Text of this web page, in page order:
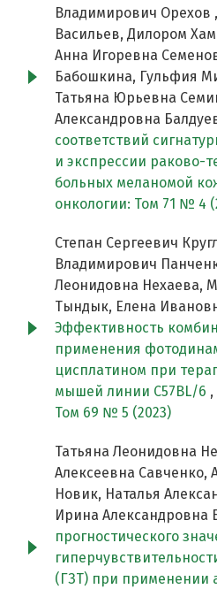
Владимирович Орехов
Васильев, Дилором
Анна Игоревна
Бабошкина, Гульфия
Татьяна Юрьевна
Александровна
соответствий
и экспрессии раково-
больных меланомой
онкологии: Том 71 № 4
Степан Сергеевич
Владимирович
Леонидовна Нехаева,
Тындык, Елена
Эффективность
применения
цисплатином при
мышей линии C57BL/6 ,
Том 69 № 5 (2023)
Татьяна Леонидовна
Алексеевна Савченко,
Новик, Наталья
Ирина Александровна
прогностического
(ГЗТ) при применении